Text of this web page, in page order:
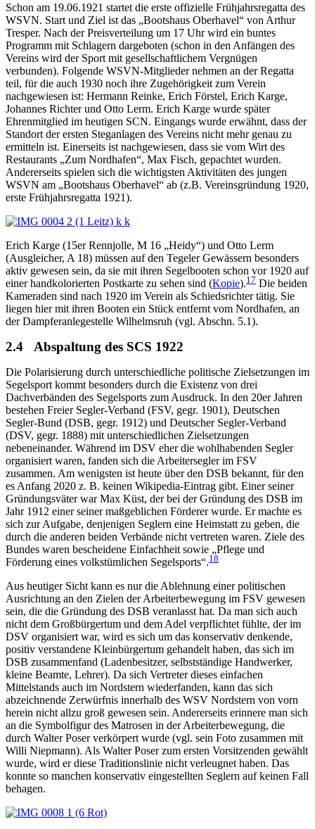
Schon am 19.06.1921 startet die erste offizielle Frühjahrsregatta des
WSVN. Start und Ziel ist das „Bootshaus Oberhavel“ von Arthur
Tresper. Nach der Preisverteilung um 17 Uhr wird ein buntes
Programm mit Schlagern dargeboten (schon in den Anfängen des
Vereins wird der Sport mit gesellschaftlichem Vergnügen
verbunden). Folgende WSVN-Mitglieder nehmen an der Regatta
teil, für die auch 1930 noch ihre Zugehörigkeit zum Verein
nachgewiesen ist: Hermann Reinke, Erich Förstel, Erich Karge,
Johannes Richter und Otto Lerm. Erich Karge wurde später
Ehrenmitglied im heutigen SCN. Eingangs wurde erwähnt, dass der
Standort der ersten Steganlagen des Vereins nicht mehr genau zu
ermitteln ist. Einerseits ist nachgewiesen, dass sie vom Wirt des
Restaurants „Zum Nordhafen“, Max Fisch, gepachtet wurden.
Andererseits spielen sich die wichtigsten Aktivitäten des jungen
WSVN am „Bootshaus Oberhavel“ ab (z.B. Vereinsgründung 1920,
erste Frühjahrsregatta 1921).
Erich Karge (15er Rennjolle, M 16 „Heidy“) und Otto Lerm
(Ausgleicher, A 18) müssen auf den Tegeler Gewässern besonders
aktiv gewesen sein, da sie mit ihren Segelbooten schon vor 1920 auf
einer handkolorierten Postkarte zu sehen sind (Kopie).17 Die beiden
Kameraden sind nach 1920 im Verein als Schiedsrichter tätig. Sie
liegen hier mit ihren Booten ein Stück entfernt vom Nordhafen, an
der Dampferanlegestelle Wilhelmsruh (vgl. Abschn. 5.1).
2.4 Abspaltung des SCS 1922
Die Polarisierung durch unterschiedliche politische Zielsetzungen im
Segelsport kommt besonders durch die Existenz von drei
Dachverbänden des Segelsports zum Ausdruck. In den 20er Jahren
bestehen Freier Segler-Verband (FSV, gegr. 1901), Deutschen
Segler-Bund (DSB, gegr. 1912) und Deutscher Segler-Verband
(DSV, gegr. 1888) mit unterschiedlichen Zielsetzungen
nebeneinander. Während im DSV eher die wohlhabenden Segler
organisiert waren, fanden sich die Arbeitersegler im FSV
zusammen. Am wenigsten ist heute über den DSB bekannt, für den
es Anfang 2020 z. B. keinen Wikipedia-Eintrag gibt. Einer seiner
Gründungsväter war Max Küst, der bei der Gründung des DSB im
Jahr 1912 einer seiner maßgeblichen Förderer wurde. Er machte es
sich zur Aufgabe, denjenigen Seglern eine Heimstatt zu geben, die
durch die anderen beiden Verbände nicht vertreten waren. Ziele des
Bundes waren bescheidene Einfachheit sowie „Pflege und
Förderung eines volkstümlichen Segelsports“.18
Aus heutiger Sicht kann es nur die Ablehnung einer politischen
Ausrichtung an den Zielen der Arbeiterbewegung im FSV gewesen
sein, die die Gründung des DSB veranlasst hat. Da man sich auch
nicht dem Großbürgertum und dem Adel verpflichtet fühlte, der im
DSV organisiert war, wird es sich um das konservativ denkende,
positiv verstandene Kleinbürgertum gehandelt haben, das sich im
DSB zusammenfand (Ladenbesitzer, selbstständige Handwerker,
kleine Beamte, Lehrer). Da sich Vertreter dieses einfachen
Mittelstands auch im Nordstern wiederfanden, kann das sich
abzeichnende Zerwürfnis innerhalb des WSV Nordstern von vorn
herein nicht allzu groß gewesen sein. Andererseits erinnere man sich
an die Symbolfigur des Matrosen in der Arbeiterbewegung, die
durch Walter Poser verkörpert wurde (vgl. sein Foto zusammen mit
Willi Niepmann). Als Walter Poser zum ersten Vorsitzenden gewählt
wurde, wird er diese Traditionslinie nicht verleugnet haben. Das
konnte so manchen konservativ eingestellten Seglern auf keinen Fall
behagen.